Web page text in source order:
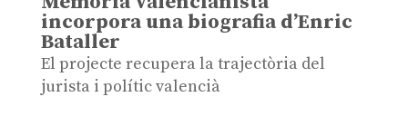
incorpora una biografia d’Enric
Bataller
El projecte recupera la trajectòria del
jurista i polític valencià